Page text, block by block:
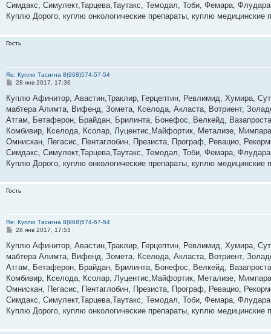
Симдакс, Симулект,Тарцева,Таутакс, Темодал, Тоби, Фемара,
Куплю Дорого, куплю онкологические препараты, куплю медицинские
Гость
Re: Куплю Тасигна 8(968)574-57-54
С
о
б
щ
е
и
е
28 янв 2017, 17:36
Куплю Афинитор, Авастин,Траклир, Герцептин, Ревлимид, Хумира,
мабтера Алимта, Вифенд, Зомета, Кселода, Акласта, Вотриент,
Атгам, Бетаферон, Брайдан, Брилинта, Бонефос, Велкейд,
Комбивир, Кселода, Ксолар, Луцентис,Майфортик, Метализе,
Омнискан, Пегасис, Пентаглобин, Презиста, Програф, Ревацио,
Симдакс, Симулект,Тарцева,Таутакс, Темодал, Тоби, Фемара,
Куплю Дорого, куплю онкологические препараты, куплю медицинские
Гость
Re: Куплю Тасигна 8(968)574-57-54
С
о
б
щ
е
и
е
28 янв 2017, 17:53
Куплю Афинитор, Авастин,Траклир, Герцептин, Ревлимид, Хумира,
мабтера Алимта, Вифенд, Зомета, Кселода, Акласта, Вотриент,
Атгам, Бетаферон, Брайдан, Брилинта, Бонефос, Велкейд,
Комбивир, Кселода, Ксолар, Луцентис,Майфортик, Метализе,
Омнискан, Пегасис, Пентаглобин, Презиста, Програф, Ревацио,
Симдакс, Симулект,Тарцева,Таутакс, Темодал, Тоби, Фемара,
Куплю Дорого, куплю онкологические препараты, куплю медицинские